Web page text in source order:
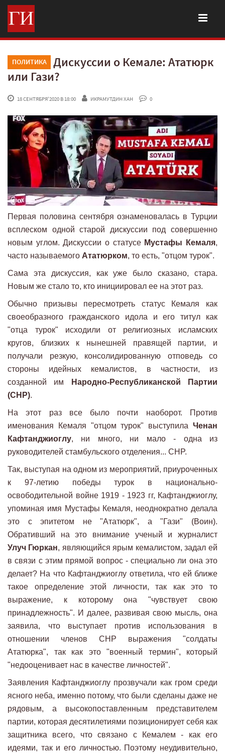
ПОЛИТИКА
Дискуссии о Кемале: Ататюрк
или Гази?
18 СЕНТЯБРЯ'2020 В 18:00 ИКРАМУТДИН ХАН 0
Первая половина сентября ознаменовалась в Турции
всплеском одной старой дискуссии под совершенно
новым углом. Дискуссии о статусе Мустафы Кемаля,
часто называемого Ататюрком, то есть, "отцом турок".
Сама эта дискуссия, как уже было сказано, стара.
Новым же стало то, кто инициировал ее на этот раз.
Обычно призывы пересмотреть статус Кемаля как
своеобразного гражданского идола и его титул как
"отца турок" исходили от религиозных исламских
кругов, близких к нынешней правящей партии, и
получали резкую, консолидированную отповедь со
стороны идейных кемалистов, в частности, из
созданной им
Народно-Республиканской Партии
(CHP).
На этот раз все было почти наоборот. Против
именования Кемаля "отцом турок" выступила Ченан
Кафтанджиоглу, ни много, ни мало - одна из
руководителей стамбульского отделения... CHP.
Так, выступая на одном из мероприятий, приуроченных
к 97-летию победы турок в национально-
освободительной войне 1919 - 1923 гг, Кафтанджиоглу,
упоминая имя Мустафы Кемаля, неоднократно делала
это с эпитетом не "Ататюрк", а "Гази" (Воин).
Обративший на это внимание ученый и журналист
Улуч Гюркан, являющийся ярым кемалистом, задал ей
в связи с этим прямой вопрос - специально ли она это
делает? На что Кафтанджиоглу ответила, что ей ближе
такое определение этой личности, так как это то
выражение, к которому она "чувствует свою
принадлежность". И далее, развивая свою мысль, она
заявила, что выступает против использования в
отношении членов CHP выражения "солдаты
Ататюрка", так как это "военный термин", который
"недооценивает нас в качестве личностей".
Заявления Кафтанджиоглу прозвучали как гром среди
ясного неба, именно потому, что были сделаны даже не
рядовым, а высокопоставленным представителем
партии, которая десятилетиями позиционирует себя как
защитника всего, что связано с Кемалем - как его
идеями, так и его личностью. Поэтому неудивительно,